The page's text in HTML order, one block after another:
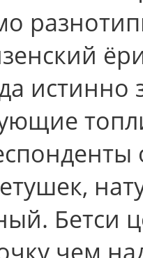
истинно
Бетси
чем